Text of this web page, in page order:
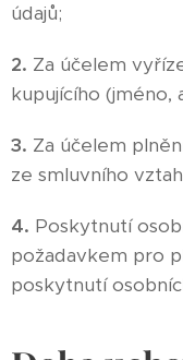
údajů;
2. Za účelem
kupujícího (jméno,
3. Za účelem
ze smluvního
4. Poskytnutí
požadavkem pro
poskytnutí